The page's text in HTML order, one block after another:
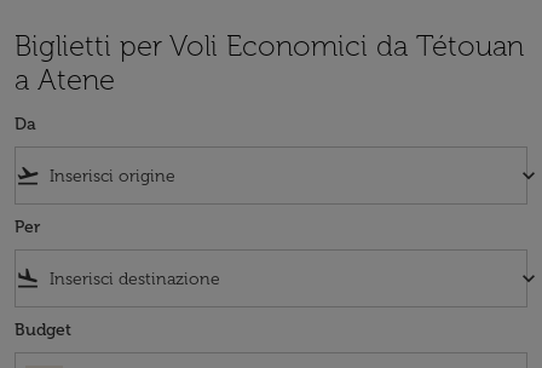
Biglietti per Voli Economici da Tétouan
a Atene
Da
flight_takeoff keyboard_arrow_down
Per
flight_land keyboard_arrow_down
Budget